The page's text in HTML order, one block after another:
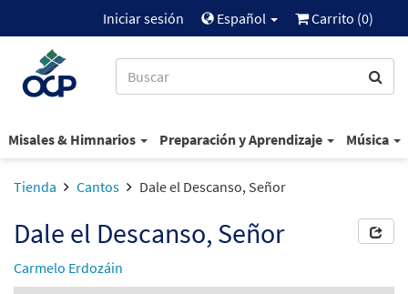
Iniciar sesión Español Carrito (0)
Misales & Himnarios Preparación y Aprendizaje Música
Tienda Cantos Dale el Descanso, Señor
Dale el Descanso, Señor
Carmelo Erdozáin